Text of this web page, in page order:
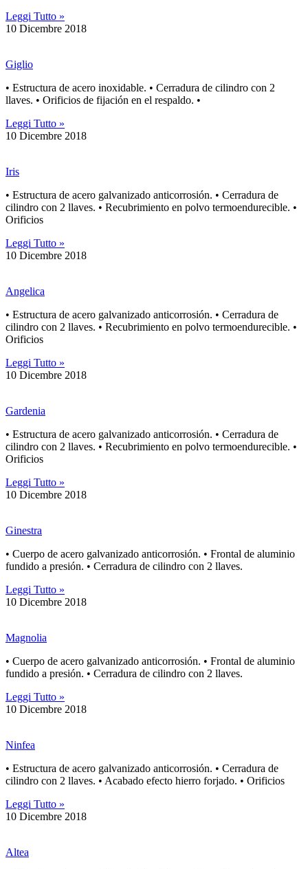
Leggi Tutto »
10 Dicembre 2018
Giglio
• Estructura de acero inoxidable. • Cerradura de cilindro con 2
llaves. • Orificios de fijación en el respaldo. •
Leggi Tutto »
10 Dicembre 2018
Iris
• Estructura de acero galvanizado anticorrosión. • Cerradura de
cilindro con 2 llaves. • Recubrimiento en polvo termoendurecible. •
Orificios
Leggi Tutto »
10 Dicembre 2018
Angelica
• Estructura de acero galvanizado anticorrosión. • Cerradura de
cilindro con 2 llaves. • Recubrimiento en polvo termoendurecible. •
Orificios
Leggi Tutto »
10 Dicembre 2018
Gardenia
• Estructura de acero galvanizado anticorrosión. • Cerradura de
cilindro con 2 llaves. • Recubrimiento en polvo termoendurecible. •
Orificios
Leggi Tutto »
10 Dicembre 2018
Ginestra
• Cuerpo de acero galvanizado anticorrosión. • Frontal de aluminio
fundido a presión. • Cerradura de cilindro con 2 llaves.
Leggi Tutto »
10 Dicembre 2018
Magnolia
• Cuerpo de acero galvanizado anticorrosión. • Frontal de aluminio
fundido a presión. • Cerradura de cilindro con 2 llaves.
Leggi Tutto »
10 Dicembre 2018
Ninfea
• Estructura de acero galvanizado anticorrosión. • Cerradura de
cilindro con 2 llaves. • Acabado efecto hierro forjado. • Orificios
Leggi Tutto »
10 Dicembre 2018
Altea